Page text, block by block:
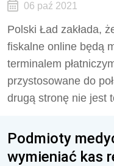
06 paź 2021
Polski Ład zakłada,
fiskalne online będą
terminalem
przystosowane do
drugą stronę nie jest
Podmioty
wymieniać kas